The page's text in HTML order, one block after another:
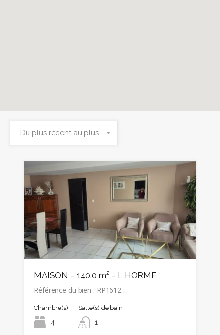
Du plus récent au plus ancien
MAISON – 140.0 m² – L HORME
Référence du bien : RP1612…
Chambre(s)
4
Salle(s) de bain
1